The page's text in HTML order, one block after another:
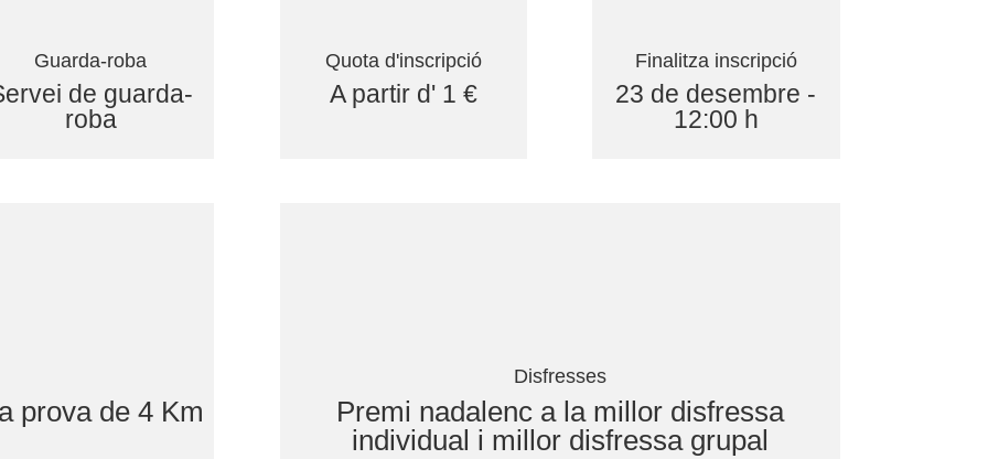
Guarda-roba
de guarda-
roba
Quota d'inscripció
A partir d' 1 €
Finalitza inscripció
23 de desembre -
12:00 h
prova de 4 Km
Disfresses
Premi nadalenc a la millor disfressa
individual i millor disfressa grupal